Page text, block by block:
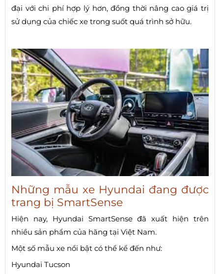
đại với chi phí hợp lý hơn, đồng thời nâng cao giá trị
sử dụng của chiếc xe trong suốt quá trình sở hữu.
Những mẫu xe Hyundai đang được
trang bị SmartSense
Hiện nay, Hyundai SmartSense đã xuất hiện trên
nhiều sản phẩm của hãng tại Việt Nam.
Một số mẫu xe nổi bật có thể kể đến như:
Hyundai Tucson